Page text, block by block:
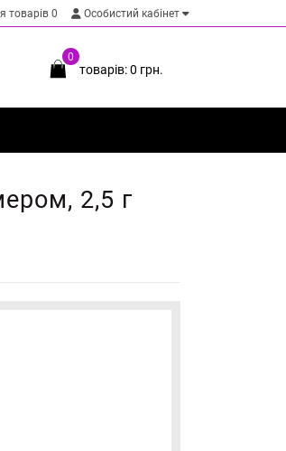
товарів 0 Особистий кабінет
0
товарів: 0 грн.
2,5 г